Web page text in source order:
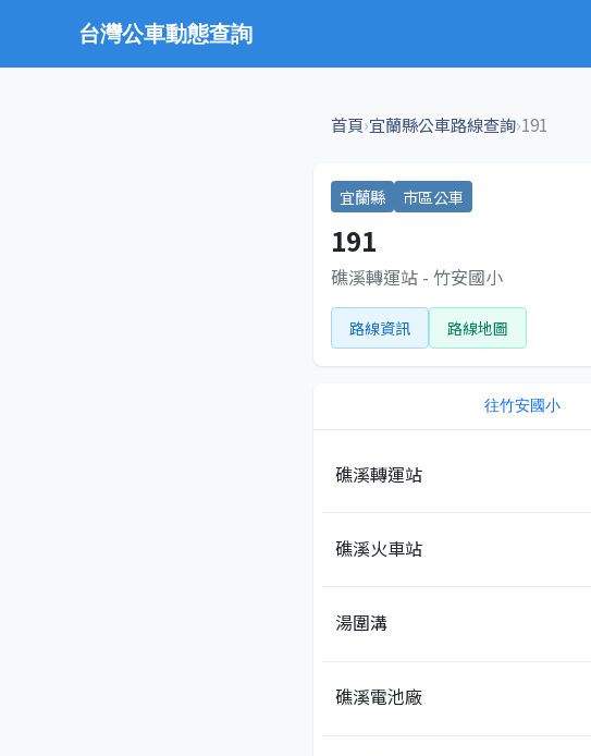
台灣公車動態查詢
首頁›宜蘭縣公車路線查詢›191
宜蘭縣 市區公車
191
礁溪轉運站 - 竹安國小
路線資訊 路線地圖
往竹安國小
礁溪轉運站
礁溪火車站
湯圍溝
礁溪電池廠